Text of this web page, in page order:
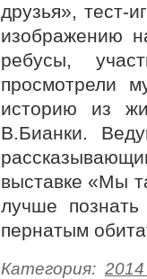
друзья», тест-
изображению
ребусы,
просмотрели
историю из
В.Бианки.
выставке «Мы
лучше
Категория: 2014